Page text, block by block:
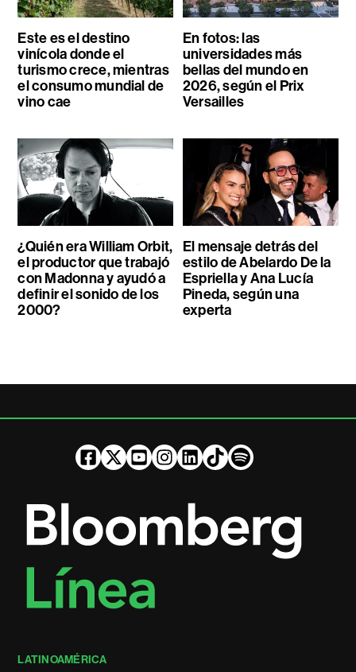
Este es el destino
vinícola donde el
turismo crece, mientras
el consumo mundial de
vino cae
En fotos: las
universidades más
bellas del mundo en
2026, según el Prix
Versailles
¿Quién era William Orbit,
el productor que trabajó
con Madonna y ayudó a
definir el sonido de los
2000?
El mensaje detrás del
estilo de Abelardo De la
Espriella y Ana Lucía
Pineda, según una
experta
LATINOAMÉRICA